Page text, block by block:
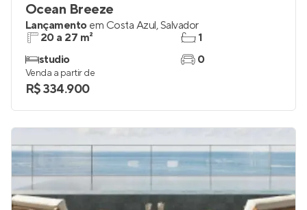
Ocean Breeze
Lançamento em Costa Azul,Salvador
20 a 27 m²
studio
1
0
Venda a partir de
R$ 334.900